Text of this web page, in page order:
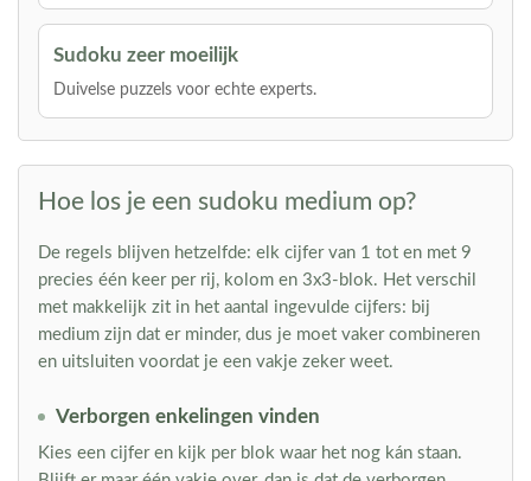
Sudoku zeer moeilijk
Duivelse puzzels voor echte experts.
Hoe los je een sudoku medium op?
De regels blijven hetzelfde: elk cijfer van 1 tot en met 9
precies één keer per rij, kolom en 3x3-blok. Het verschil
met makkelijk zit in het aantal ingevulde cijfers: bij
medium zijn dat er minder, dus je moet vaker combineren
en uitsluiten voordat je een vakje zeker weet.
Verborgen enkelingen vinden
Kies een cijfer en kijk per blok waar het nog kán staan.